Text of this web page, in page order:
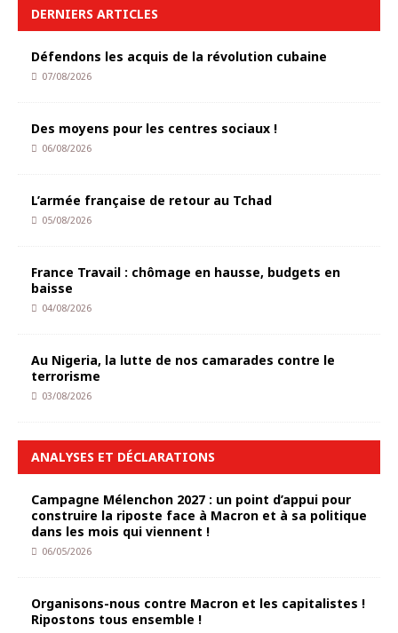
DERNIERS ARTICLES
Défendons les acquis de la révolution cubaine
07/08/2026
Des moyens pour les centres sociaux !
06/08/2026
L’armée française de retour au Tchad
05/08/2026
France Travail : chômage en hausse, budgets en
baisse
04/08/2026
Au Nigeria, la lutte de nos camarades contre le
terrorisme
03/08/2026
ANALYSES ET DÉCLARATIONS
Campagne Mélenchon 2027 : un point d’appui pour
construire la riposte face à Macron et à sa politique
dans les mois qui viennent !
06/05/2026
Organisons-nous contre Macron et les capitalistes !
Ripostons tous ensemble !